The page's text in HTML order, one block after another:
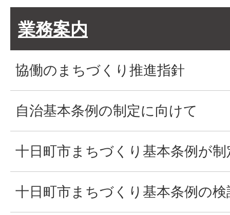
業務案内
協働のまちづくり推進指針
自治基本条例の制定に向けて
十日町市まちづくり基本条例が
十日町市まちづくり基本条例の検